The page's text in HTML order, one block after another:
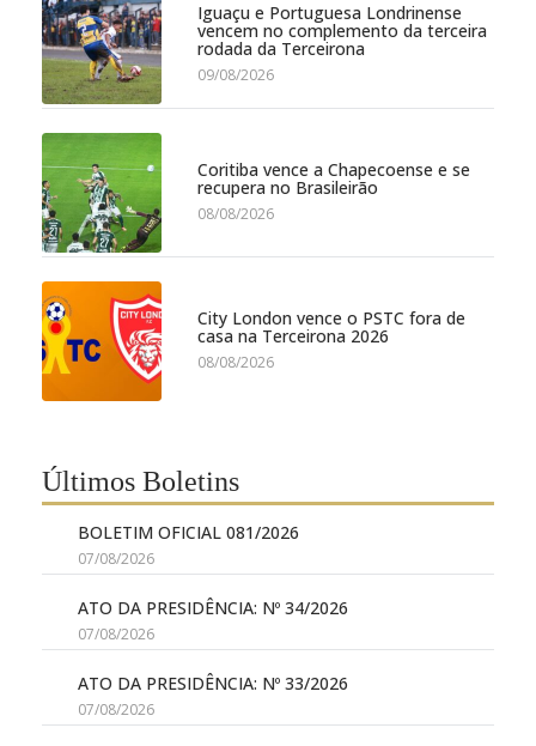
Iguaçu e Portuguesa Londrinense
vencem no complemento da terceira
rodada da Terceirona
09/08/2026
Coritiba vence a Chapecoense e se
recupera no Brasileirão
08/08/2026
City London vence o PSTC fora de
casa na Terceirona 2026
08/08/2026
Últimos Boletins
BOLETIM OFICIAL 081/2026
07/08/2026
ATO DA PRESIDÊNCIA: Nº 34/2026
07/08/2026
ATO DA PRESIDÊNCIA: Nº 33/2026
07/08/2026